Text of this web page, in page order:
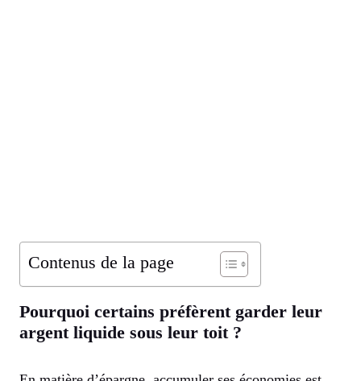
Contenus de la page
Pourquoi certains préfèrent garder leur
argent liquide sous leur toit ?